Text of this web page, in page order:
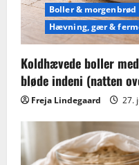
Boller & morgenbrød
Hævning, gær &
Koldhævede boller
bløde indeni (natten
Freja Lindegaard 27.